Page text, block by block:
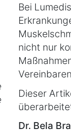
Bei
nicht nur
Dieser
Dr. Bela